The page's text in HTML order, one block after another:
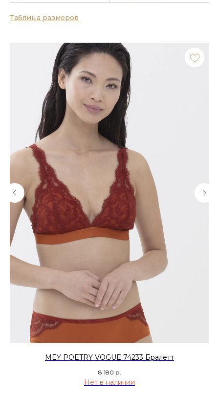
Таблица размеров
MEY POETRY VOGUE 74233 Бралетт
8 180 р.
Нет в наличии